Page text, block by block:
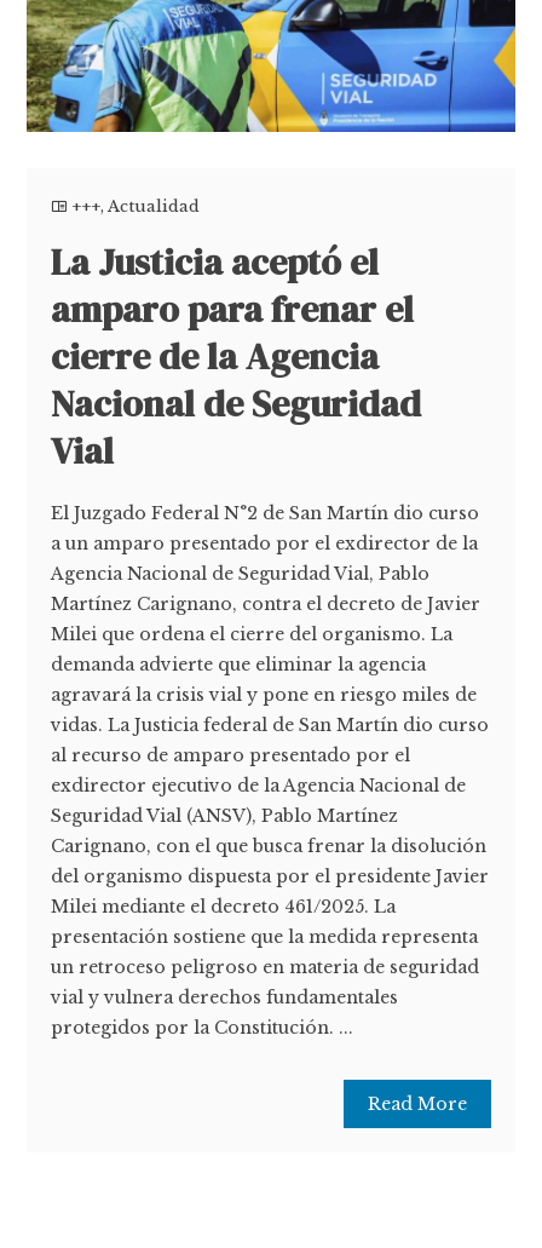
+++,Actualidad
La Justicia aceptó el
amparo para frenar el
cierre de la Agencia
Nacional de Seguridad
Vial
El Juzgado Federal N°2 de San Martín dio curso
a un amparo presentado por el exdirector de la
Agencia Nacional de Seguridad Vial, Pablo
Martínez Carignano, contra el decreto de Javier
Milei que ordena el cierre del organismo. La
demanda advierte que eliminar la agencia
agravará la crisis vial y pone en riesgo miles de
vidas. La Justicia federal de San Martín dio curso
al recurso de amparo presentado por el
exdirector ejecutivo de la Agencia Nacional de
Seguridad Vial (ANSV), Pablo Martínez
Carignano, con el que busca frenar la disolución
del organismo dispuesta por el presidente Javier
Milei mediante el decreto 461/2025. La
presentación sostiene que la medida representa
un retroceso peligroso en materia de seguridad
vial y vulnera derechos fundamentales
protegidos por la Constitución. ...
Read More